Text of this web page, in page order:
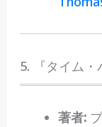
5. 『タイム
著者: